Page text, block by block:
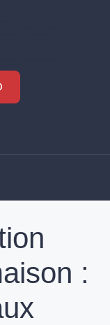
: